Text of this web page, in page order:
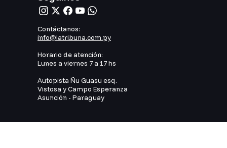
Contáctanos:
info@latribuna.com.py
Horario de atención:
Lunes a viernes 7 a 17 hs
Autopista Ñu Guasu esq.
Vistosa y Campo Esperanza
Asunción - Paraguay